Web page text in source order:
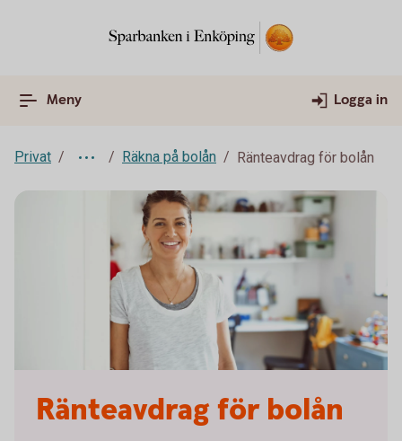
Meny Logga in
Privat Räkna på bolån Ränteavdrag för bolån
Ränteavdrag för bolån